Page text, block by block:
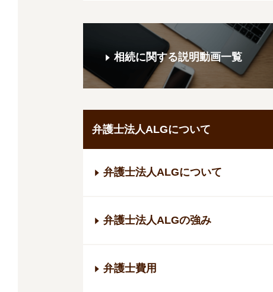
相続に関する説明動画一覧
弁護士法人ALGについて
弁護士法人ALGについて
弁護士法人ALGの強み
弁護士費用